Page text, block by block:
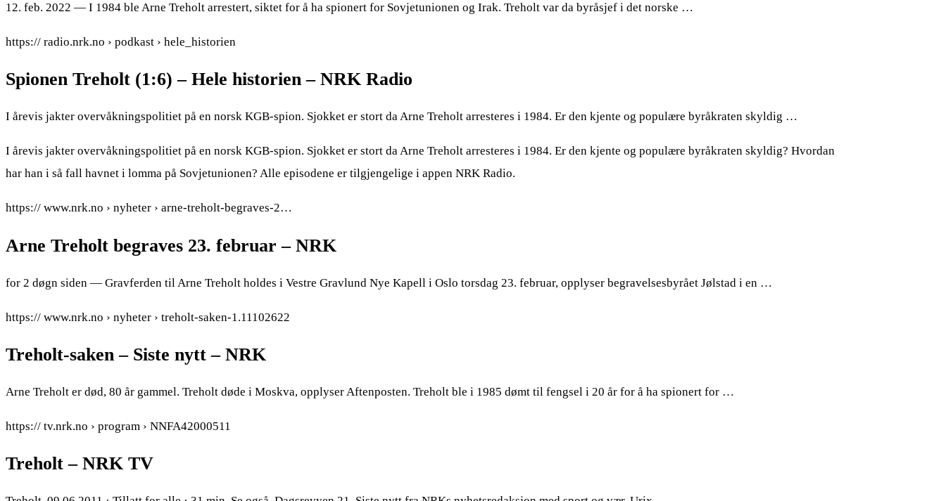
12. feb. 2022 — I 1984 ble Arne Treholt arrestert, siktet for å ha spionert for Sovjetunionen og Irak. Treholt var da byråsjef i det norske …
https:// radio.nrk.no › podkast › hele_historien
Spionen Treholt (1:6) – Hele historien – NRK Radio
I årevis jakter overvåkningspolitiet på en norsk KGB-spion. Sjokket er stort da Arne Treholt arresteres i 1984. Er den kjente og populære byråkraten skyldig …
I årevis jakter overvåkningspolitiet på en norsk KGB-spion. Sjokket er stort da Arne Treholt arresteres i 1984. Er den kjente og populære byråkraten skyldig? Hvordan
har han i så fall havnet i lomma på Sovjetunionen? Alle episodene er tilgjengelige i appen NRK Radio.
https:// www.nrk.no › nyheter › arne-treholt-begraves-2…
Arne Treholt begraves 23. februar – NRK
for 2 døgn siden — Gravferden til Arne Treholt holdes i Vestre Gravlund Nye Kapell i Oslo torsdag 23. februar, opplyser begravelsesbyrået Jølstad i en …
https:// www.nrk.no › nyheter › treholt-saken-1.11102622
Treholt-saken – Siste nytt – NRK
Arne Treholt er død, 80 år gammel. Treholt døde i Moskva, opplyser Aftenposten. Treholt ble i 1985 dømt til fengsel i 20 år for å ha spionert for …
https:// tv.nrk.no › program › NNFA42000511
Treholt – NRK TV